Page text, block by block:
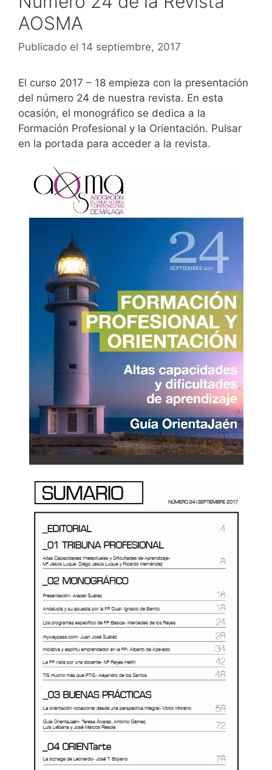
AOSMA
Publicado el 14 septiembre, 2017
El curso 2017 – 18 empieza con la presentación
del número 24 de nuestra revista. En esta
ocasión, el monográfico se dedica a la
Formación Profesional y la Orientación. Pulsar
en la portada para acceder a la revista.